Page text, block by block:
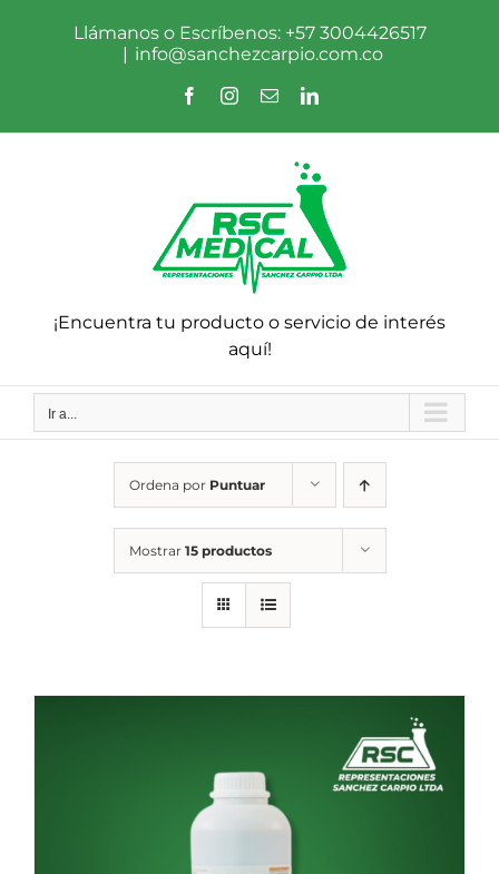
Llámanos o Escríbenos: +57 3004426517
| info@sanchezcarpio.com.co
FacebookInstagram
CorreoLinkedIn
¡Encuentra tu producto o servicio de interés
aquí!
Ir a...
Ordena por Puntuar
Mostrar 15 productos